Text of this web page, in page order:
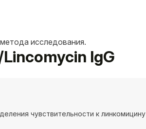
исследования.
IgG
чувствительности к линкомицину